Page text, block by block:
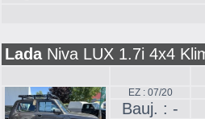
LadaNiva LUX 1.7i 4x4
EZ : 07/20
Bauj. : -